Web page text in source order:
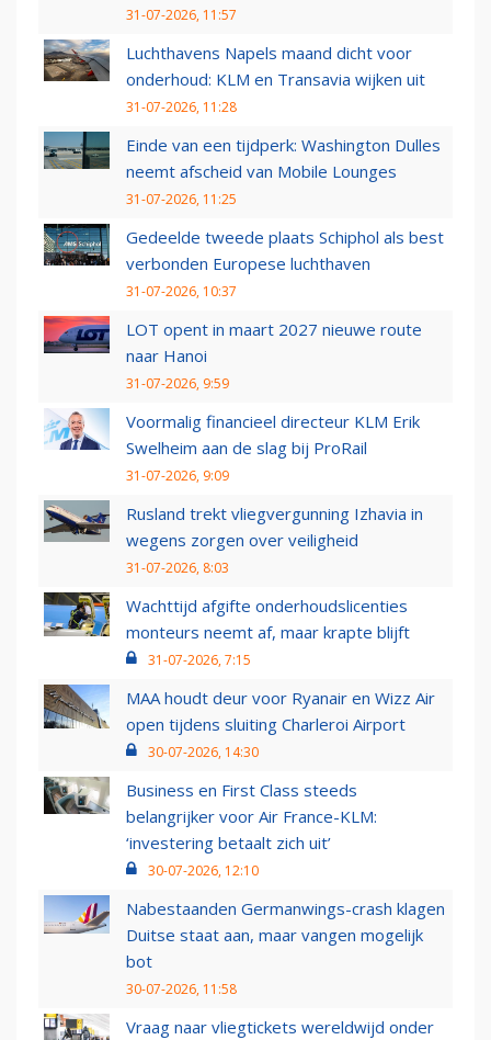
31-07-2026, 11:57
Luchthavens Napels maand dicht voor
onderhoud: KLM en Transavia wijken uit
31-07-2026, 11:28
Einde van een tijdperk: Washington Dulles
neemt afscheid van Mobile Lounges
31-07-2026, 11:25
Gedeelde tweede plaats Schiphol als best
verbonden Europese luchthaven
31-07-2026, 10:37
LOT opent in maart 2027 nieuwe route
naar Hanoi
31-07-2026, 9:59
Voormalig financieel directeur KLM Erik
Swelheim aan de slag bij ProRail
31-07-2026, 9:09
Rusland trekt vliegvergunning Izhavia in
wegens zorgen over veiligheid
31-07-2026, 8:03
Wachttijd afgifte onderhoudslicenties
monteurs neemt af, maar krapte blijft
31-07-2026, 7:15
MAA houdt deur voor Ryanair en Wizz Air
open tijdens sluiting Charleroi Airport
30-07-2026, 14:30
Business en First Class steeds
belangrijker voor Air France-KLM:
‘investering betaalt zich uit’
30-07-2026, 12:10
Nabestaanden Germanwings-crash klagen
Duitse staat aan, maar vangen mogelijk
bot
30-07-2026, 11:58
Vraag naar vliegtickets wereldwijd onder